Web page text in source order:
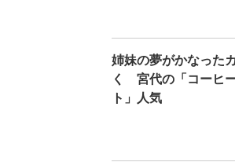
姉妹の夢がかなった
く 宮代の「コーヒ
ト」人気